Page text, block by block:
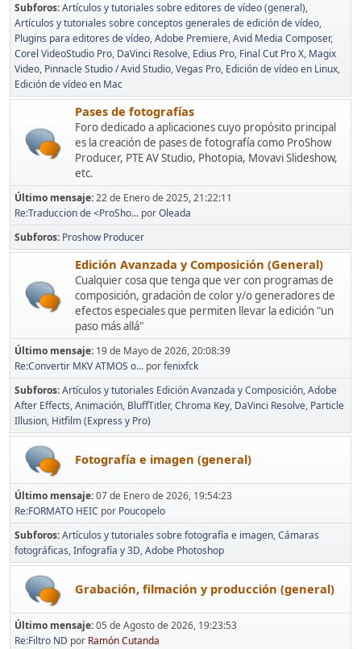
Subforos Artículos y tutoriales sobre editores de vídeo (general)
Artículos y tutoriales sobre conceptos generales de edición de vídeo
Plugins para editores de vídeo Adobe Premiere Avid Media Composer
Corel VideoStudio Pro DaVinci Resolve Edius Pro Final Cut Pro X Magix
Video Pinnacle Studio / Avid Studio Vegas Pro Edición de vídeo en Linux
Edición de vídeo en Mac
Pases de fotografías
Foro dedicado a aplicaciones cuyo propósito principal
es la creación de pases de fotografía como ProShow
Producer, PTE AV Studio, Photopia, Movavi Slideshow,
etc.
Último mensaje:22 de Enero de 2025, 21:22:11
Re:Traduccion de <ProSho... porOleada
Subforos Proshow Producer
Edición Avanzada y Composición (General)
Cualquier cosa que tenga que ver con programas de
composición, gradación de color y/o generadores de
efectos especiales que permiten llevar la edición "un
paso más allá"
Último mensaje: 19 de Mayo de 2026, 20:08:39
Re:Convertir MKV ATMOS o... porfenixfck
Subforos Artículos y tutoriales Edición Avanzada y Composición Adobe
After Effects Animación BluffTitler Chroma Key DaVinci Resolve Particle
Illusion Hitfilm (Express y Pro)
Fotografía e imagen (general)
Último mensaje:07 de Enero de 2026, 19:54:23
Re:FORMATO HEIC por Poucopelo
Subforos Artículos y tutoriales sobre fotografía e imagen Cámaras
fotográficas Infografía y 3D Adobe Photoshop
Grabación, filmación y producción (general)
Último mensaje:05 de Agosto de 2026, 19:23:53
Re:Filtro ND por Ramón Cutanda